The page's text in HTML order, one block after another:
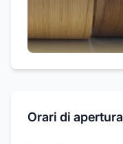
Orari di apertura